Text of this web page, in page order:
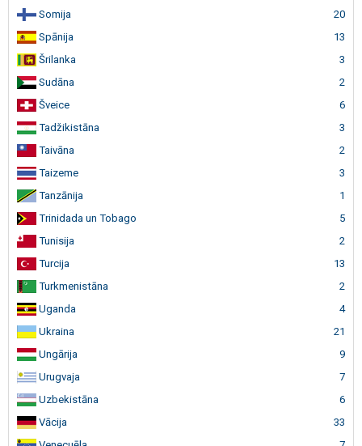
Somija
20
Spānija
13
Šrilanka
3
Sudāna
2
Šveice
6
Tadžikistāna
3
Taivāna
2
Taizeme
3
Tanzānija
1
Trinidada un Tobago
5
Tunisija
2
Turcija
13
Turkmenistāna
2
Uganda
4
Ukraina
21
Ungārija
9
Urugvaja
7
Uzbekistāna
6
Vācija
33